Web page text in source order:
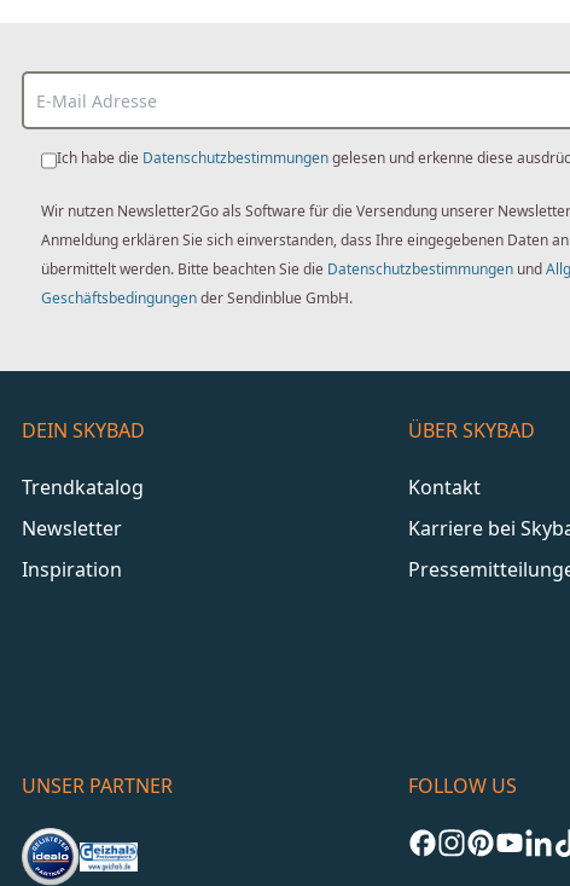
Ich habe die Datenschutzbestimmungengelesen und erkenne diese
Wir nutzen Newsletter2Go als Software für die Versendung unserer
Anmeldung erklären Sie sich einverstanden, dass Ihre eingegebenen Daten
übermittelt werden. Bitte beachten Sie die Datenschutzbestimmungen und
Geschäftsbedingungender Sendinblue GmbH.
DEIN SKYBAD
Trendkatalog
Newsletter
Inspiration
ÜBER SKYBAD
Kontakt
Karriere bei
UNSER PARTNER FOLLOW US